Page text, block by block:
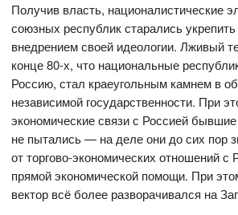
Получив власть, националистические
союзных республик старались
внедрением своей идеологии. Лживый
конце 80-х, что национальные
Россию, стал краеугольным камнем в
независимой государственности. При
экономические связи с Россией
не пытались — на деле они до сих пор
от торгово-экономических отношений с
прямой экономической помощи. При
вектор всё более разворачивался на